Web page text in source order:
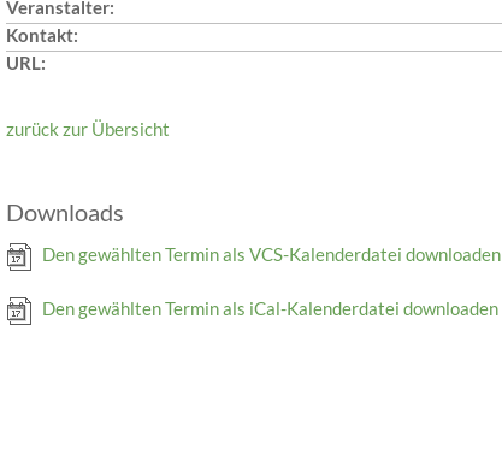
Veranstalter:
Kontakt:
URL:
zurück zur Übersicht
Downloads
Den gewählten Termin als VCS-Kalenderdatei downloaden
Den gewählten Termin als iCal-Kalenderdatei downloaden